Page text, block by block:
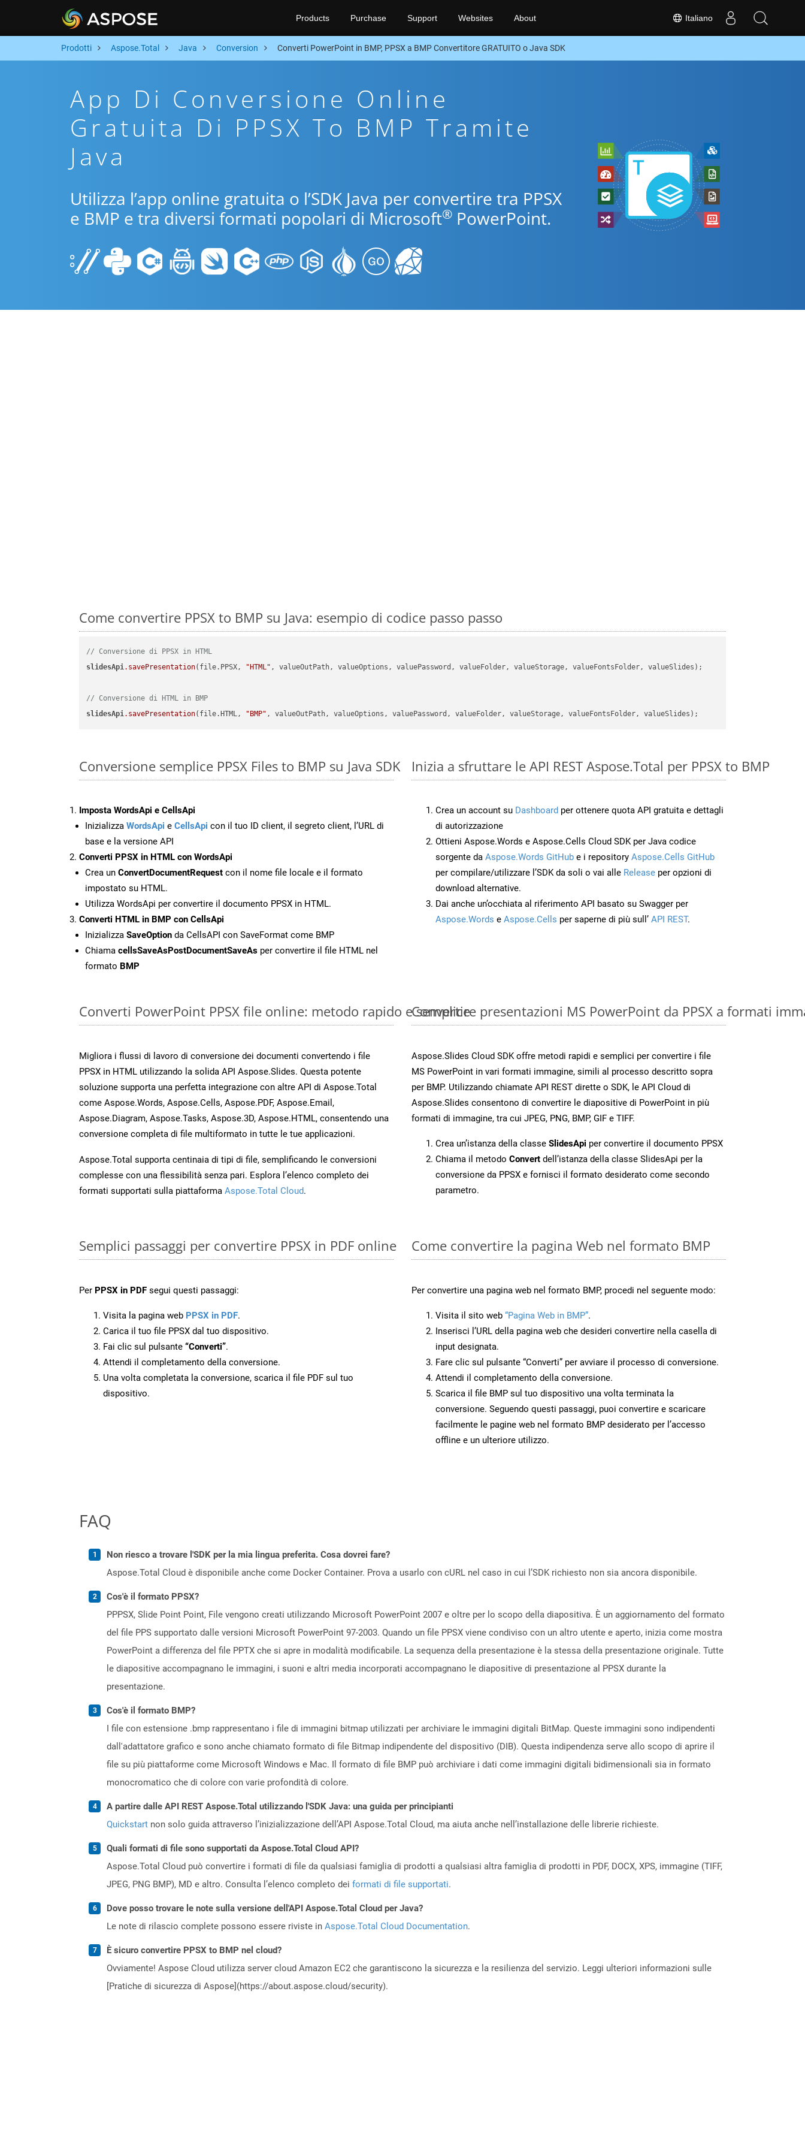
Italiano
Products Purchase Support Websites About
Prodotti Aspose.Total Java Conversion Converti PowerPoint in BMP, PPSX a BMP Convertitore GRATUITO o Java SDK
App Di Conversione Online
Gratuita Di PPSX To BMP Tramite
Java
Utilizza l’app online gratuita o l’SDK Java per convertire tra PPSX
e BMP e tra diversi formati popolari di Microsoft® PowerPoint.
Come convertire PPSX to BMP su Java: esempio di codice passo passo
// Conversione di PPSX in HTML
slidesApi.savePresentation(file.PPSX, "HTML" , valueOutPath, valueOptions, valuePassword, valueFolder, valueStorage, valueFontsFolder, valueSlides);
// Conversione di HTML in BMP
slidesApi.savePresentation(file.HTML, "BMP"
Conversione semplice PPSX Files to BMP su Java SDK
Imposta WordsApi e CellsApi
Inizializza WordsApi e CellsApi con il tuo ID client, il segreto client, l’URL di
base e la versione API
Converti PPSX in HTML con WordsApi
Crea un ConvertDocumentRequest con il nome file locale e il formato
impostato su HTML.
Utilizza WordsApi per convertire il documento PPSX in HTML.
Converti HTML in BMP con CellsApi
Inizializza SaveOption da CellsAPI con SaveFormat come BMP
Chiama cellsSaveAsPostDocumentSaveAs per convertire il file HTML nel
formato BMP
Inizia a sfruttare le API REST Aspose.Total per PPSX to BMP
Crea un account su Dashboard per ottenere quota API gratuita e dettagli
di autorizzazione
Ottieni Aspose.Words e Aspose.Cells Cloud SDK per Java codice
sorgente da Aspose.Words GitHub e i repository Aspose.Cells GitHub
per compilare/utilizzare l’SDK da soli o vai alle Release per opzioni di
download alternative.
Dai anche un’occhiata al riferimento API basato su Swagger per
Aspose.Words e Aspose.Cells per saperne di più sull’ API REST.
Converti PowerPoint PPSX file online: metodo rapido e semplice
Migliora i flussi di lavoro di conversione dei documenti convertendo i file
PPSX in HTML utilizzando la solida API Aspose.Slides. Questa potente
soluzione supporta una perfetta integrazione con altre API di Aspose.Total
come Aspose.Words, Aspose.Cells, Aspose.PDF, Aspose.Email,
Aspose.Diagram, Aspose.Tasks, Aspose.3D, Aspose.HTML, consentendo una
conversione completa di file multiformato in tutte le tue applicazioni.
Aspose.Total supporta centinaia di tipi di file, semplificando le conversioni
complesse con una flessibilità senza pari. Esplora l’elenco completo dei
formati supportati sulla piattaforma Aspose.Total Cloud.
Convertire presentazioni MS PowerPoint da PPSX a formati
Aspose.Slides Cloud SDK offre metodi rapidi e semplici per convertire i file
MS PowerPoint in vari formati immagine, simili al processo descritto sopra
per BMP. Utilizzando chiamate API REST dirette o SDK, le API Cloud di
Aspose.Slides consentono di convertire le diapositive di PowerPoint in più
formati di immagine, tra cui JPEG, PNG, BMP, GIF e TIFF.
Crea un’istanza della classe SlidesApi per convertire il documento PPSX
Chiama il metodo Convert dell’istanza della classe SlidesApi per la
conversione da PPSX e fornisci il formato desiderato come secondo
parametro.
Semplici passaggi per convertire PPSX in PDF online
Per PPSX in PDF segui questi passaggi:
Visita la pagina web PPSX in PDF.
Carica il tuo file PPSX dal tuo dispositivo.
Fai clic sul pulsante “Converti”.
Attendi il completamento della conversione.
Una volta completata la conversione, scarica il file PDF sul tuo
dispositivo.
Come convertire la pagina Web nel formato BMP
Per convertire una pagina web nel formato BMP, procedi nel seguente modo:
Visita il sito web “Pagina Web in BMP”.
Inserisci l’URL della pagina web che desideri convertire nella casella di
input designata.
Fare clic sul pulsante “Converti” per avviare il processo di conversione.
Attendi il completamento della conversione.
Scarica il file BMP sul tuo dispositivo una volta terminata la
conversione. Seguendo questi passaggi, puoi convertire e scaricare
facilmente le pagine web nel formato BMP desiderato per l’accesso
offline e un ulteriore utilizzo.
FAQ
Non riesco a trovare l'SDK per la mia lingua preferita. Cosa dovrei fare?
Aspose.Total Cloud è disponibile anche come Docker Container. Prova a usarlo con cURL nel caso in cui l’SDK richiesto non sia ancora disponibile.
Cos'è il formato PPSX?
PPPSX, Slide Point Point, File vengono creati utilizzando Microsoft PowerPoint 2007 e oltre per lo scopo della diapositiva. È un aggiornamento del formato
del file PPS supportato dalle versioni Microsoft PowerPoint 97-2003. Quando un file PPSX viene condiviso con un altro utente e aperto, inizia come mostra
PowerPoint a differenza del file PPTX che si apre in modalità modificabile. La sequenza della presentazione è la stessa della presentazione originale. Tutte
le diapositive accompagnano le immagini, i suoni e altri media incorporati accompagnano le diapositive di presentazione al PPSX durante la
presentazione.
Cos'è il formato BMP?
I file con estensione .bmp rappresentano i file di immagini bitmap utilizzati per archiviare le immagini digitali BitMap. Queste immagini sono indipendenti
dall'adattatore grafico e sono anche chiamato formato di file Bitmap indipendente del dispositivo (DIB). Questa indipendenza serve allo scopo di aprire il
file su più piattaforme come Microsoft Windows e Mac. Il formato di file BMP può archiviare i dati come immagini digitali bidimensionali sia in formato
monocromatico che di colore con varie profondità di colore.
A partire dalle API REST Aspose.Total utilizzando l'SDK Java: una guida per principianti
Quickstart non solo guida attraverso l’inizializzazione dell’API Aspose.Total Cloud, ma aiuta anche nell’installazione delle librerie richieste.
Quali formati di file sono supportati da Aspose.Total Cloud API?
Aspose.Total Cloud può convertire i formati di file da qualsiasi famiglia di prodotti a qualsiasi altra famiglia di prodotti in PDF, DOCX, XPS, immagine (TIFF,
JPEG, PNG BMP), MD e altro. Consulta l’elenco completo dei formati di file supportati.
Dove posso trovare le note sulla versione dell'API Aspose.Total Cloud per Java?
Le note di rilascio complete possono essere riviste in Aspose.Total Cloud Documentation.
È sicuro convertire PPSX to BMP nel cloud?
Ovviamente! Aspose Cloud utilizza server cloud Amazon EC2 che garantiscono la sicurezza e la resilienza del servizio. Leggi ulteriori informazioni sulle
[Pratiche di sicurezza di Aspose](https://about.aspose.cloud/security).